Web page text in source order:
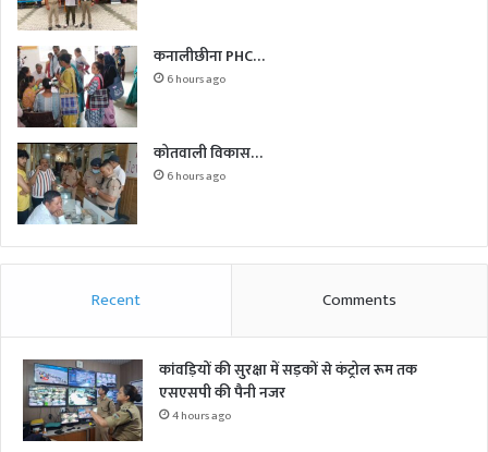
कनालीछीना PHC…
6 hours ago
कोतवाली विकास…
6 hours ago
Recent Comments
कांवड़ियों की सुरक्षा में सड़कों से कंट्रोल रूम तक
एसएसपी की पैनी नजर
4 hours ago